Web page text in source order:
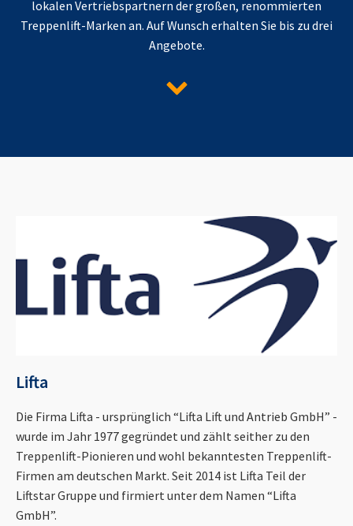
lokalen Vertriebspartnern der großen, renommierten
Treppenlift-Marken an. Auf Wunsch erhalten Sie bis zu drei
Angebote.
Lifta
Die Firma Lifta - ursprünglich “Lifta Lift und Antrieb GmbH” -
wurde im Jahr 1977 gegründet und zählt seither zu den
Treppenlift-Pionieren und wohl bekanntesten Treppenlift-
Firmen am deutschen Markt. Seit 2014 ist Lifta Teil der
Liftstar Gruppe und firmiert unter dem Namen “Lifta
GmbH”.